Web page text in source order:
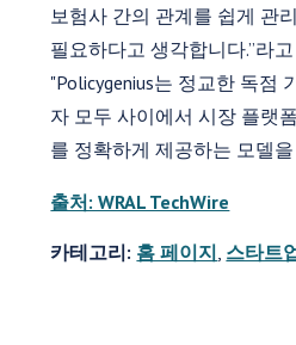
보험사 간의 관계를 쉽게 관
필요하다고 생각합니다.”라
"Policygenius는 정교한 독점
자 모두 사이에서 시장 플랫
를 정확하게 제공하는 모델
출처: WRAL TechWire
카테고리: 홈 페이지 스타트